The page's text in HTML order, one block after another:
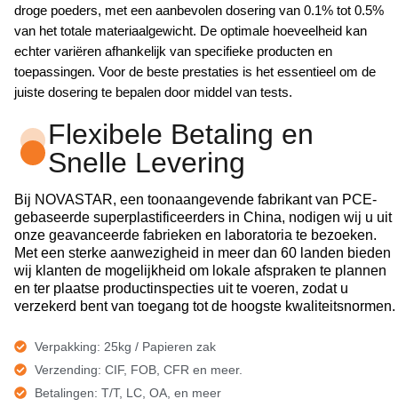
droge poeders, met een aanbevolen dosering van 0.1% tot 0.5%
van het totale materiaalgewicht. De optimale hoeveelheid kan
echter variëren afhankelijk van specifieke producten en
toepassingen. Voor de beste prestaties is het essentieel om de
juiste dosering te bepalen door middel van tests.
Flexibele Betaling en
Snelle Levering
Bij NOVASTAR, een toonaangevende fabrikant van PCE-
gebaseerde superplastificeerders in China, nodigen wij u uit
onze geavanceerde fabrieken en laboratoria te bezoeken.
Met een sterke aanwezigheid in meer dan 60 landen bieden
wij klanten de mogelijkheid om lokale afspraken te plannen
en ter plaatse productinspecties uit te voeren, zodat u
verzekerd bent van toegang tot de hoogste kwaliteitsnormen.
Verpakking: 25kg / Papieren zak
Verzending: CIF, FOB, CFR en meer.
Betalingen: T/T, LC, OA, en meer